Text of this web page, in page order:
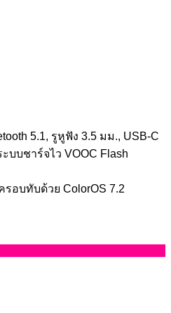
5.1, รูหูฟัง 3.5 มม., USB-C
บบชาร์จไว VOOC Flash
อบทับด้วย ColorOS 7.2